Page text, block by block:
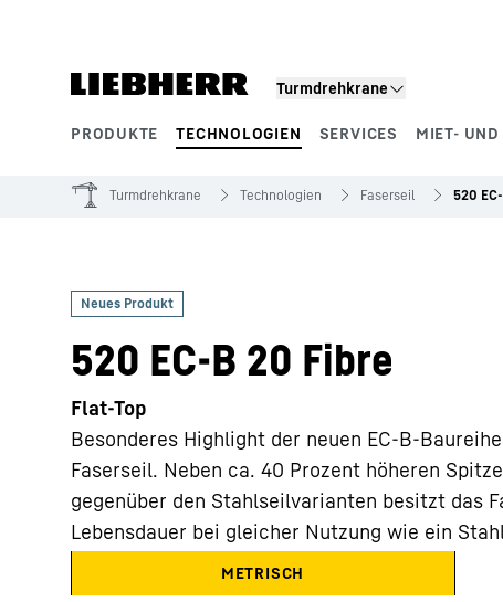
Turmdrehkrane
PRODUKTE TECHNOLOGIEN SERVICES MIET- UND
Produktsegmente
Turmdrehkrane Technologien Faserseil 520
520 EC-B 20 Fibre
Flat-Top
Besonderes Highlight der neuen EC-B-
Faserseil. Neben ca. 40 Prozent höheren
gegenüber den Stahlseilvarianten besitzt das
Lebensdauer bei gleicher Nutzung wie ein
METRISCH